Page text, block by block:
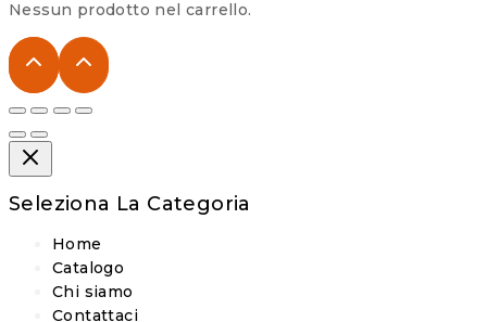
Nessun prodotto nel carrello.
Seleziona La Categoria
Home
Catalogo
Chi siamo
Contattaci